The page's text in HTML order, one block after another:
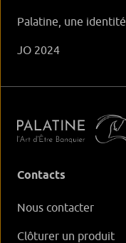
Palatine, une identité
JO 2024
Contacts
Nous contacter
Clôturer un produit